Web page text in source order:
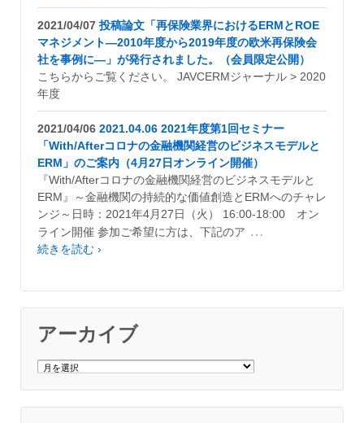
2021/04/07 投稿論文「再保険業界におけるERMとROE
マネジメント―2010年度から2019年度の欧米再保険会
社を事例に―」が発行されました。（会員限定公開）
こちらからご覧ください。 JAVCERMジャーナル > 2020
年度
2021/04/06 2021.04.06 2021年度第1回セミナー
「With/Afterコロナの金融機関経営のビジネスモデルと
ERM」のご案内（4月27日オンライン開催）
『With/Afterコロナの金融機関経営のビジネスモデルと
ERM』～金融機関の持続的な価値創造とERMへのチャレ
ンジ～日時：2021年4月27日（火） 16:00-18:00 オン
ライン開催 参加ご希望に方は、下記のア …
続きを読む ›
アーカイブ
カ